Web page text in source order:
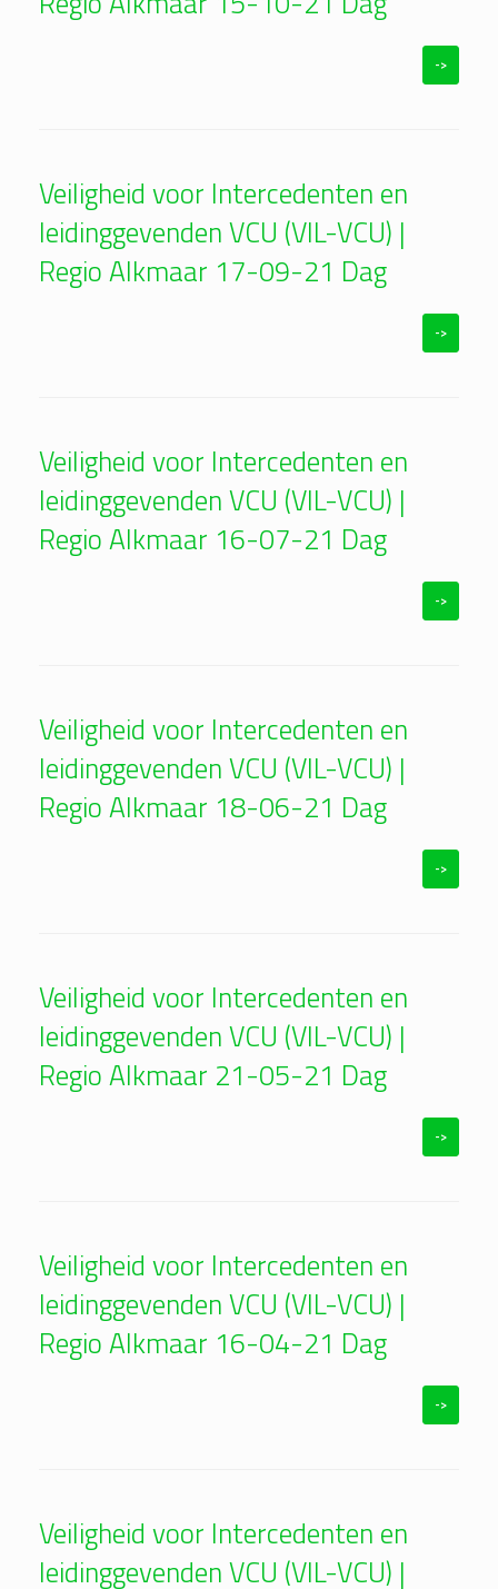
->
Veiligheid voor Intercedenten en
leidinggevenden VCU (VIL-VCU) |
Regio Alkmaar 17-09-21 Dag
->
Veiligheid voor Intercedenten en
leidinggevenden VCU (VIL-VCU) |
Regio Alkmaar 16-07-21 Dag
->
Veiligheid voor Intercedenten en
leidinggevenden VCU (VIL-VCU) |
Regio Alkmaar 18-06-21 Dag
->
Veiligheid voor Intercedenten en
leidinggevenden VCU (VIL-VCU) |
Regio Alkmaar 21-05-21 Dag
->
Veiligheid voor Intercedenten en
leidinggevenden VCU (VIL-VCU) |
Regio Alkmaar 16-04-21 Dag
->
Veiligheid voor Intercedenten en
leidinggevenden VCU (VIL-VCU) |